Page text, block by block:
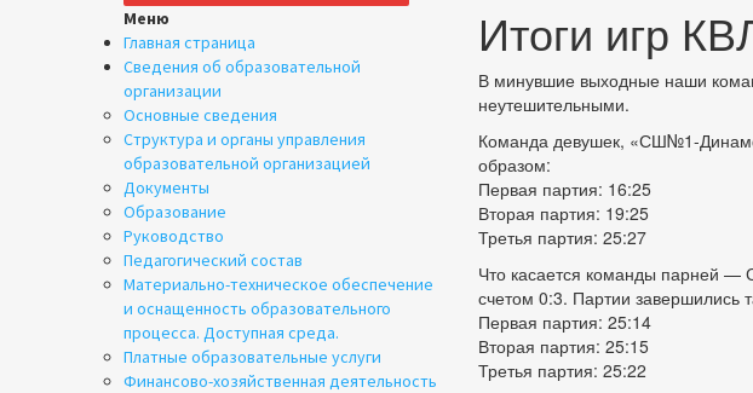
Меню
Главная страница
Сведения об образовательной
организации
Основные сведения
Структура и органы управления
образовательной организацией
Документы
Образование
Руководство
Педагогический состав
Материально-техническое обеспечение
и оснащенность образовательного
процесса. Доступная среда.
Платные образовательные услуги
Финансово-хозяйственная деятельность
Итоги игр
В минувшие выходные наши
неутешительными.
Команда девушек, «СШ№1-
образом:
Первая партия: 16:25
Вторая партия: 19:25
Третья партия: 25:27
Что касается команды парней —
счетом 0:3. Партии завершились
Первая партия: 25:14
Вторая партия: 25:15
Третья партия: 25:22